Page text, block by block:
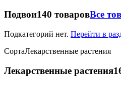
Подвои140 товаровВсе
Подкатегорий нет. Перейти в
СортаЛекарственные растения
Лекарственные растения